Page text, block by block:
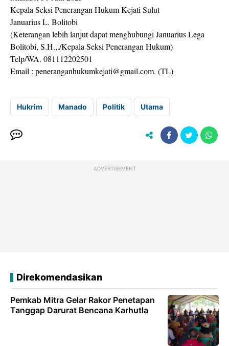
Kepala Seksi Penerangan Hukum Kejati Sulut
Januarius L. Bolitobi
(Keterangan lebih lanjut dapat menghubungi Januarius Lega
Bolitobi, S.H.,./Kepala Seksi Penerangan Hukum)
Telp/WA. 081112202501
Email : peneranganhukumkejati@gmail.com. (TL)
Hukrim Manado Politik Utama
ADVERTISEMENT
Direkomendasikan
Pemkab Mitra Gelar Rakor Penetapan
Tanggap Darurat Bencana Karhutla